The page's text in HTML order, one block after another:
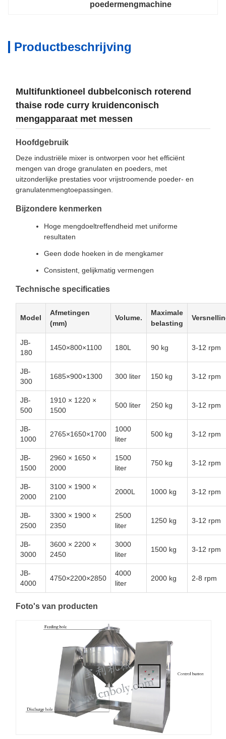
poedermengmachine
Productbeschrijving
Multifunktioneel dubbelconisch roterend
thaise rode curry kruidenconisch
mengapparaat met messen
Hoofdgebruik
Deze industriële mixer is ontworpen voor het efficiënt
mengen van droge granulaten en poeders, met
uitzonderlijke prestaties voor vrijstroomende poeder- en
granulatenmengtoepassingen.
Bijzondere kenmerken
Hoge mengdoeltreffendheid met uniforme
resultaten
Geen dode hoeken in de mengkamer
Consistent, gelijkmatig vermengen
Technische specificaties
Model
Afmetingen
(mm)
Volume.
Maximale
belasting
JB-
180
1450×800×1100 180L 90 kg 3-12 rpm
JB-
300
1685×900×1300 300 liter 150 kg 3-12 rpm
JB-
500
1910 × 1220 ×
1500
500 liter 250 kg 3-12 rpm
JB-
1000
2765×1650×1700
1000
liter
500 kg 3-12 rpm
JB-
1500
2960 × 1650 ×
2000
1500
liter
750 kg 3-12 rpm
JB-
2000
3100 × 1900 ×
2100
2000L 1000 kg 3-12 rpm
JB-
2500
3300 × 1900 ×
2350
2500
liter
1250 kg 3-12 rpm
JB-
3000
3600 × 2200 ×
2450
3000
liter
1500 kg 3-12 rpm
JB-
4000
4750×2200×2850
4000
liter
2000 kg 2-8 rpm
Foto's van producten